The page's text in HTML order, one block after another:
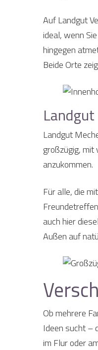
Auf Landgut
ideal, wenn
hingegen
Beide Orte
Landgut
großzügig, mit
anzukommen.
Für alle, die
auch hier
Außen auf
Ob mehrere
Ideen sucht –
im Flur oder